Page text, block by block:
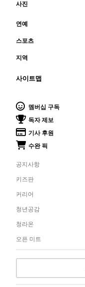
사진
연예
스포츠
지역
사이트맵
멤버십 구독
독자 제보
기사 후원
수완 픽
공지사항
키즈판
커리어
청년공감
청라온
오픈 미트